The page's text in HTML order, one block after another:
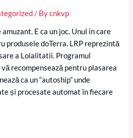
/ Bycnkvp
E ca un joc. Unul in care
produsele doTerra. LRP reprezintă
a Loialitatii. Programul
recompensează pentru plasarea
ca un “autoship” unde
și procesate automat în fiecare